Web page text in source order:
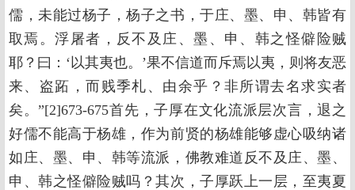
儒，未能过杨子，杨子之书，于庄、墨、申、韩皆有
取焉。浮屠者，反不及庄、墨、申、韩之怪僻险贼
耶？曰：‘以其夷也。’果不信道而斥焉以夷，则将友恶
来、盗跖，而贱季札、由余乎？非所谓去名求实者
矣。”[2]673-675首先，子厚在文化流派层次言，退之
好儒不能高于杨雄，作为前贤的杨雄能够虚心吸纳诸
如庄、墨、申、韩等流派，佛教难道反不及庄、墨、
申、韩之怪僻险贼吗？其次，子厚跃上一层，至夷夏